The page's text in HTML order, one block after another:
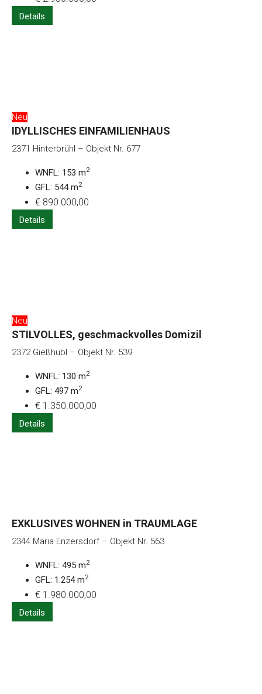
Details
Neu
IDYLLISCHES EINFAMILIENHAUS
2371 Hinterbrühl – Objekt Nr. 677
WNFL: 153 m2
GFL: 544 m2
€ 890.000,00
Details
Neu
STILVOLLES, geschmackvolles Domizil
2372 Gießhübl – Objekt Nr. 539
WNFL: 130 m2
GFL: 497 m2
€ 1.350.000,00
Details
EXKLUSIVES WOHNEN in TRAUMLAGE
2344 Maria Enzersdorf – Objekt Nr. 563
WNFL: 495 m2
GFL: 1.254 m2
€ 1.980.000,00
Details